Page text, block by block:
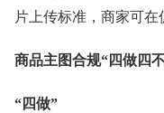
片上传标准，商家可在
商品主图合规“四做四
“四做”